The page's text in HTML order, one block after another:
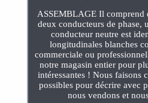
ASSEMBLAGE Il comprend
deux conducteurs de phase,
conducteur neutre est
longitudinales blanches
commerciale ou
notre magasin entier pour
intéressantes ! Nous faisons
possibles pour décrire avec
nous vendons et